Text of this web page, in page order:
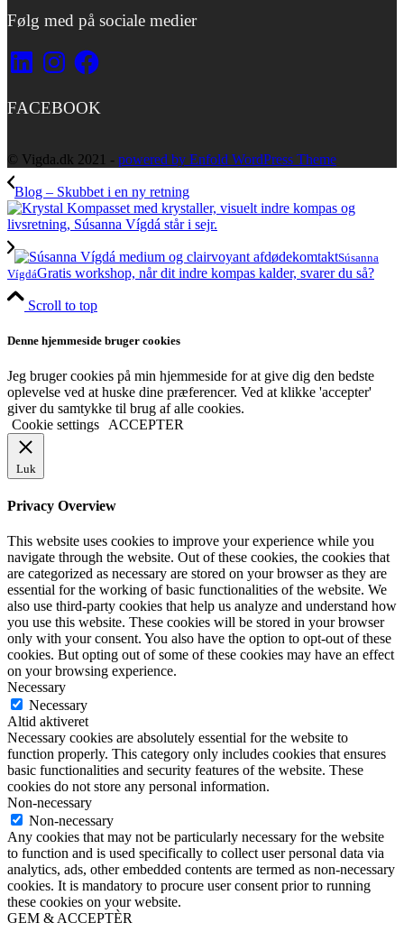
Følg med på sociale medier
LinkedInInstagramFacebook
FACEBOOK
© Vigda.dk 2021 - powered by Enfold WordPress Theme
Blog – Skubbet i en ny retning
Súsanna
VígdáGratis workshop, når dit indre kompas kalder, svarer du så?
Scroll to top
Denne hjemmeside bruger cookies
Jeg bruger cookies på min hjemmeside for at give dig den bedste
oplevelse ved at huske dine præferencer. Ved at klikke 'accepter'
giver du samtykke til brug af alle cookies.
Cookie settings
ACCEPTER
Luk
Privacy Overview
This website uses cookies to improve your experience while you
navigate through the website. Out of these cookies, the cookies that
are categorized as necessary are stored on your browser as they are
essential for the working of basic functionalities of the website. We
also use third-party cookies that help us analyze and understand how
you use this website. These cookies will be stored in your browser
only with your consent. You also have the option to opt-out of these
cookies. But opting out of some of these cookies may have an effect
on your browsing experience.
Necessary
Necessary
Altid aktiveret
Necessary cookies are absolutely essential for the website to
function properly. This category only includes cookies that ensures
basic functionalities and security features of the website. These
cookies do not store any personal information.
Non-necessary
Non-necessary
Any cookies that may not be particularly necessary for the website
to function and is used specifically to collect user personal data via
analytics, ads, other embedded contents are termed as non-necessary
cookies. It is mandatory to procure user consent prior to running
these cookies on your website.
GEM & ACCEPTÈR